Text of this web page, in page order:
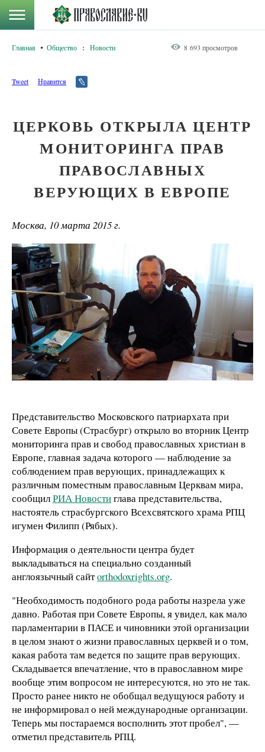
Главная Общество : Новости 8 693 просмотров
Tweet Нравится
ЦЕРКОВЬ ОТКРЫЛА ЦЕНТР
МОНИТОРИНГА ПРАВ
ПРАВОСЛАВНЫХ
ВЕРУЮЩИХ В ЕВРОПЕ
Москва, 10 марта 2015 г.
Представительство Московского патриархата при
Совете Европы (Страсбург) открыло во вторник Центр
мониторинга прав и свобод православных христиан в
Европе, главная задача которого — наблюдение за
соблюдением прав верующих, принадлежащих к
различным поместным православным Церквам мира,
сообщилРИА Новостиглава представительства,
настоятель страсбургского Всехсвятского храма РПЦ
игумен Филипп (Рябых).
Информация о деятельности центра будет
выкладываться на специально созданный
англоязычный сайтorthodoxrights.org.
"Необходимость подобного рода работы назрела уже
давно. Работая при Совете Европы, я увидел, как мало
парламентарии в ПАСЕ и чиновники этой организации
в целом знают о жизни православных церквей и о том,
какая работа там ведется по защите прав верующих.
Складывается впечатление, что в православном мире
вообще этим вопросом не интересуются, но это не так.
Просто ранее никто не обобщал ведущуюся работу и
не информировал о ней международные организации.
Теперь мы постараемся восполнить этот пробел", —
отметил представитель РПЦ.